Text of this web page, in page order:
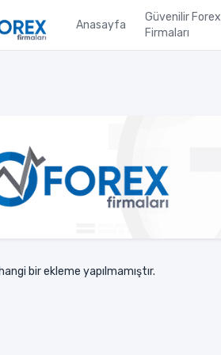
Anasayfa
Güvenilir Forex
Firmaları
bir ekleme yapılmamıştır.